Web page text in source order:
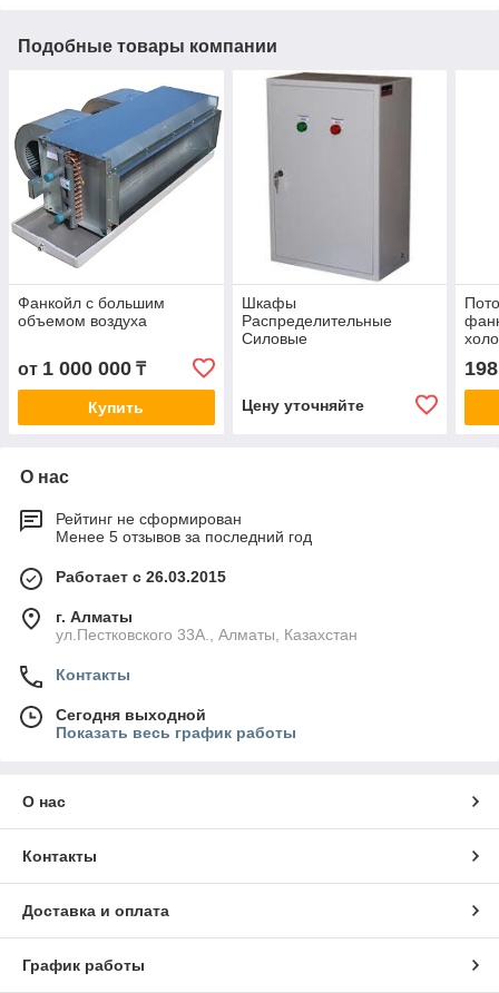
Подобные товары компании
Фанкойл с большим
объемом воздуха
от 1 000 000 ₸
Купить
Шкафы
Распределительные
Силовые
Цену уточняйте
О нас
Рейтинг не сформирован
Менее 5 отзывов за последний год
Работает с 26.03.2015
г. Алматы
ул.Пестковского 33А., Алматы, Казахстан
Контакты
Сегодня выходной
Показать весь график работы
О нас
Контакты
Доставка и оплата
График работы